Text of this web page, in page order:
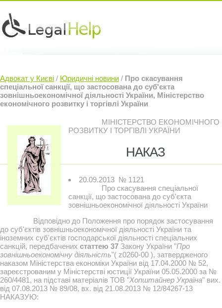
Судовий Адвокат »
Контакти »
Адвокат у Києві / Юридичні новини / Про скасування
спеціальної санкції, що застосована до суб'єкта
зовнішньоекономічної діяльності України, Міністерство
економічного розвитку і торгівлі України
МІНІСТЕРСТВО ЕКОНОМІЧНОГО
РОЗВИТКУ І ТОРГІВЛІ УКРАЇНИ
НАКАЗ
20.09.2013 № 1121
Про скасування спеціальної
санкції, що застосована до суб'єкта
зовнішньоекономічної діяльності України
Відповідно до Положення про порядок застосування
до суб'єктів зовнішньоекономічної діяльності України та
іноземних суб'єктів господарської діяльності спеціальних
санкцій, передбачених статтею 37 Закону України "Про
зовнішньоекономічну діяльність"( z0260-00 ), затвердженого
наказом Міністерства економіки України від 17.04.2000 № 52,
зареєстрованим у Міністерстві юстиції України 05.05.2000 за №
260/4481, на підставі матеріалів ТОВ "Хопштайнер Україна" вих.
від 07.08.2013 № 89/08, вх. від 21.08.2013 № 12/84267-13
НАКАЗУЮ: